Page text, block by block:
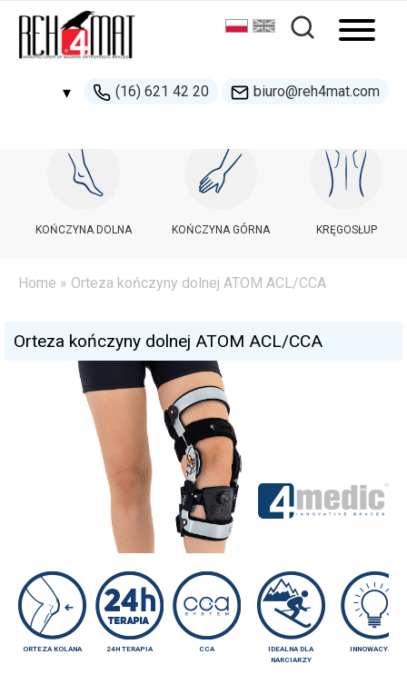
▾ (16) 621 42 20 biuro@reh4mat.com
500 132 274
handel@reh4mat.com
KOŃCZYNA DOLNA KOŃCZYNA GÓRNA KRĘGOSŁUP
Home » Orteza kończyny dolnej ATOM ACL/CCA
Orteza kończyny dolnej ATOM ACL/CCA
ORTEZA KOLANA 24H TERAPIA CCA
IDEALNA DLA
NARCIARZY
INNOWACYJNY